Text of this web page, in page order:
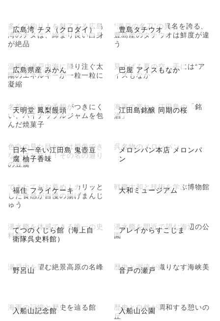
広島湾 チヌ（クロダイ）
多くの釣り人を魅了する広島
湾のチヌは、締まり良い白身
が絶品
豊島タチウオ
“瀬戸の名刀”の異名を誇る、
豊島産のタチウオは鮮度が違
う
広島県産 みかん
温暖な瀬戸内海に降り注ぐ太
陽のエネルギーが一粒一粒に
凝縮
巴屋 アイスもなか
見上げる夏の空、手には“ア
イスもなか”
天明堂 鳳梨饅頭
名前から味の予想がつきにく
い、パイナップルジャムを包
んだ焼菓子
江田島銘醸 同期の桜
海軍の誉れ、江田島の「銘
酒」
日本一辛い江田島 鬼壺豆
腐 柚子香味
色白の見た目からは想像でき
ないほど辛い！その名の通り
の豆腐
メロンパン本店 メロンパ
ン
呉名物のメロンパン
福住 フライケーキ
できたてがお薦め！カリッと
した食感が自慢の揚げまんじ
ゅう
大和ミュージアム
戦艦大和と技術を学ぶ博物館
てつのくじら館（海上自
衛隊呉史料館）
潜水艦を体感できる唯一の史
料館
アレイからすこじま
潜水艦を間近で望む海辺の公
園
野呂山
瀬戸内を望む絶景高原の名峰 音戸の瀬戸
歴史と潮流が織りなす海峡美
入船山記念館
海軍の記憶と歴史を辿る館 入船山公園
歴史と自然が調和する憩いの
丘